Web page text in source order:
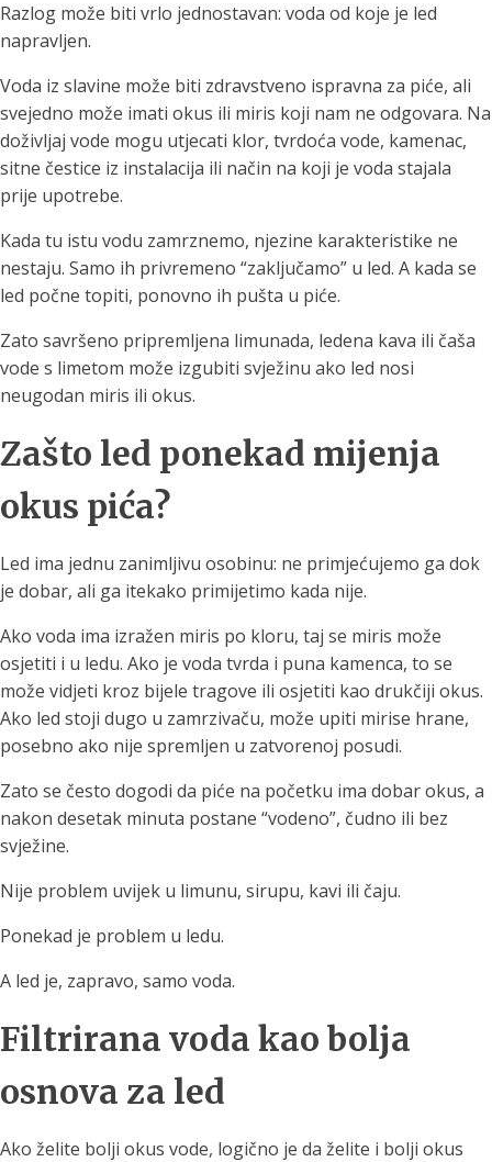
Razlog može biti vrlo jednostavan: voda od koje je led
napravljen.
Voda iz slavine može biti zdravstveno ispravna za piće, ali
svejedno može imati okus ili miris koji nam ne odgovara. Na
doživljaj vode mogu utjecati klor, tvrdoća vode, kamenac,
sitne čestice iz instalacija ili način na koji je voda stajala
prije upotrebe.
Kada tu istu vodu zamrznemo, njezine karakteristike ne
nestaju. Samo ih privremeno “zaključamo” u led. A kada se
led počne topiti, ponovno ih pušta u piće.
Zato savršeno pripremljena limunada, ledena kava ili čaša
vode s limetom može izgubiti svježinu ako led nosi
neugodan miris ili okus.
Zašto led ponekad mijenja
okus pića?
Led ima jednu zanimljivu osobinu: ne primjećujemo ga dok
je dobar, ali ga itekako primijetimo kada nije.
Ako voda ima izražen miris po kloru, taj se miris može
osjetiti i u ledu. Ako je voda tvrda i puna kamenca, to se
može vidjeti kroz bijele tragove ili osjetiti kao drukčiji okus.
Ako led stoji dugo u zamrzivaču, može upiti mirise hrane,
posebno ako nije spremljen u zatvorenoj posudi.
Zato se često dogodi da piće na početku ima dobar okus, a
nakon desetak minuta postane “vodeno”, čudno ili bez
svježine.
Nije problem uvijek u limunu, sirupu, kavi ili čaju.
Ponekad je problem u ledu.
A led je, zapravo, samo voda.
Filtrirana voda kao bolja
osnova za led
Ako želite bolji okus vode, logično je da želite i bolji okus